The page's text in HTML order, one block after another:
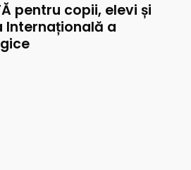
pentru copii, elevi și
Internațională a